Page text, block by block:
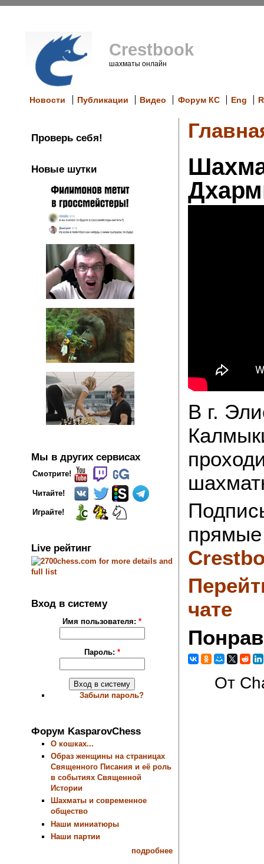
Crestbook
шахматы онлайн
Новости Публикации Видео Форум КС Eng
Проверь себя!
Новые шутки
Мы в других сервисах
Смотрите!
Читайте!
Играйте!
Live рейтинг
Вход в систему
Имя пользователя:*
Пароль: *
Забыли пароль?
Форум KasparovChess
О кошках...
Образ женщины на страницах
Священного Писания и её роль
в событиях Священной
Истории
Шахматы и современное
общество
Наши миниатюры
Наши партии
подробнее
В г.
прямые
чате
От